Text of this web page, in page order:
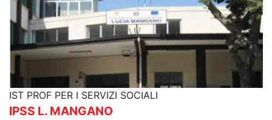
IST PROF PER I SERVIZI SOCIALI
IPSS L. MANGANO